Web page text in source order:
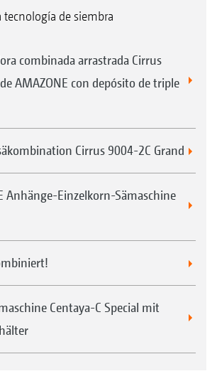
tecnología de siembra
combinada arrastrada Cirrus
AMAZONE con depósito de triple
Cirrus 9004-2C Grand
Anhänge-Einzelkorn-Sämaschine
Centaya-C Special mit